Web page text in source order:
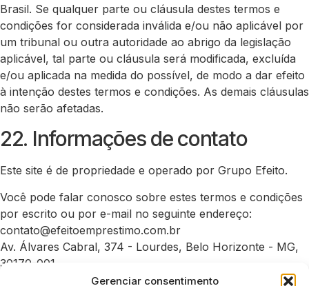
Gerenciar consentimento
Brasil. Se qualquer parte ou cláusula destes termos e
condições for considerada inválida e/ou não aplicável por
um tribunal ou outra autoridade ao abrigo da legislação
aplicável, tal parte ou cláusula será modificada, excluída
e/ou aplicada na medida do possível, de modo a dar efeito
à intenção destes termos e condições. As demais cláusulas
não serão afetadas.
22. Informações de contato
Este site é de propriedade e operado por Grupo Efeito.
Você pode falar conosco sobre estes termos e condições
por escrito ou por e-mail no seguinte endereço:
contato@efeitoemprestimo.com.br
Av. Álvares Cabral, 374 - Lourdes, Belo Horizonte - MG,
30170-001